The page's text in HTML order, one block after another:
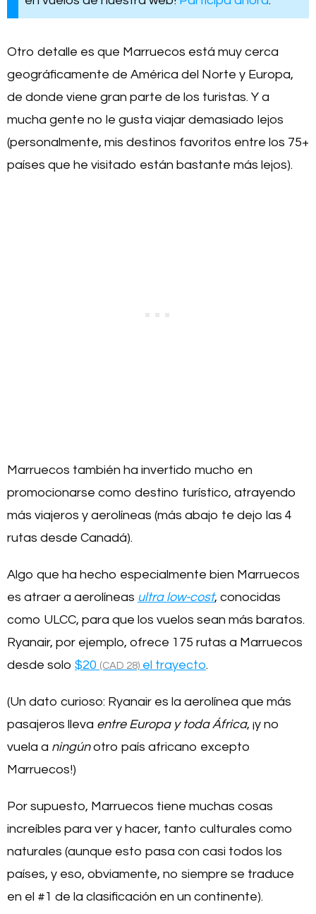
Otro detalle es que Marruecos está muy cerca
geográficamente de América del Norte y Europa,
de donde viene gran parte de los turistas. Y a
mucha gente no le gusta viajar demasiado lejos
(personalmente, mis destinos favoritos entre los 75+
países que he visitado están bastante más lejos).
Marruecos también ha invertido mucho en
promocionarse como destino turístico, atrayendo
más viajeros y aerolíneas (más abajo te dejo las 4
rutas desde Canadá).
Algo que ha hecho especialmente bien Marruecos
es atraer a aerolíneas ultra low-cost, conocidas
como ULCC, para que los vuelos sean más baratos.
Ryanair, por ejemplo, ofrece 175 rutas a Marruecos
desde solo $20 (CAD 28) el trayecto.
(Un dato curioso: Ryanair es la aerolínea que más
pasajeros lleva entre Europa y toda África, ¡y no
vuela a ningúnotro país africano excepto
Marruecos!)
Por supuesto, Marruecos tiene muchas cosas
increíbles para ver y hacer, tanto culturales como
naturales (aunque esto pasa con casi todos los
países, y eso, obviamente, no siempre se traduce
en el #1 de la clasificación en un continente).